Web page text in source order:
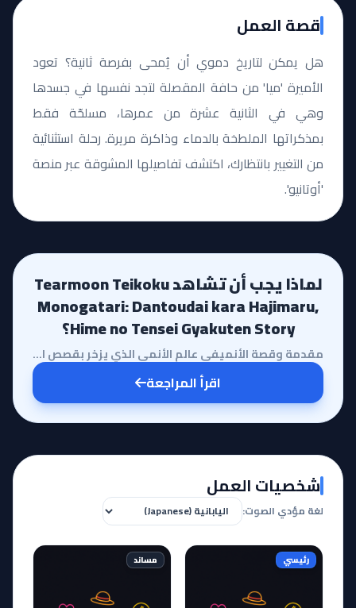
قصة العمل
هل يمكن لتاريخ دموي أن يُمحى بفرصة ثانية؟ تعود
الأميرة 'ميا' من حافة المقصلة لتجد نفسها في جسدها
وهي في الثانية عشرة من عمرها، مسلحّة فقط
بمذكراتها الملطخة بالدماء وذاكرة مريرة. رحلة استثنائية
من التغيير بانتظارك، اكتشف تفاصيلها المشوقة عبر منصة
'أوتانيو'.
لماذا يجب أن تشاهد Tearmoon Teikoku
Monogatari: Dantoudai kara Hajimaru,
Hime no Tensei Gyakuten Story؟
مقدمة وقصة الأنميفي عالم الأنمي الذي يزخر بقصص العوالم الموازية والتناسخ، يبرز أنمي Tearmoon Teikoku...
اقرأ المراجعة
شخصيات العمل
لغة مؤدي الصوت:
رئيسي مساند